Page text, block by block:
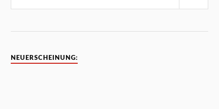
NEUERSCHEINUNG: